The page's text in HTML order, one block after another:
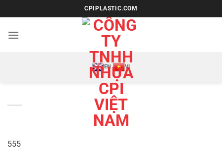
qua
nội
CPIPLASTIC.COM
EN VI
555